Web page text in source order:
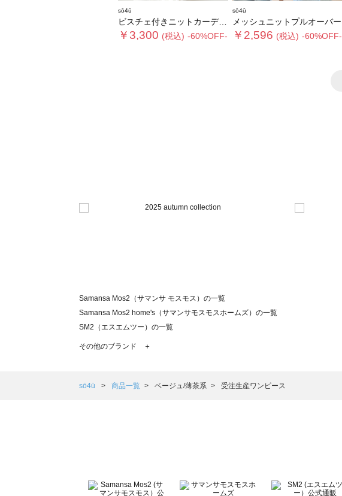
sō4ū
ビスチェ付きニットカーディガン
￥3,300 (税込) -60%OFF-
sō4ū
メッシュニットプルオーバー
￥2,596 (税込) -60%OFF-
Samansa Mos2（サマンサ モスモス）の一覧
Samansa Mos2 home's（サマンサモスモスホームズ）の一覧
SM2（エスエムツー）の一覧
TSUHARU by Samansa Mos2（ツハルバイサマンサモスモス）の一覧
Samansa Mos2 Lagom（サマンサモスモス ラーゴム）の一覧
BETTY'S BLUE（べティーズブルー）の一覧
その他のブランド ＋
sō4ū 商品一覧 ベージュ/薄茶系 受注生産ワンピース